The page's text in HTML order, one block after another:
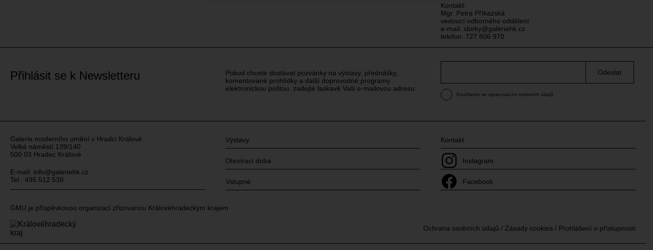
Kontakt:
Mgr. Petra Příkazská
vedoucí odborného oddělení
e-mail: sbirky@galeriehk.cz
telefon: 727 806 970
Přihlásit se k Newsletteru
Pokud chcete dostávat pozvánky na výstavy, přednášky,
komentované prohlídky a další doprovodné programy
elektronickou poštou, zadejte laskavě Vaši e-mailovou adresu:
Odeslat
Souhlasím se zpracováním osobních údajů
Galerie moderního umění v Hradci Králové
Velké náměstí 139/140
500 03 Hradec Králové
E-mail: info@galeriehk.cz
Tel.: 495 512 538
Výstavy
Otevírací doba
Vstupné
Kontakt
Instagram
Facebook
GMU je příspěvkovou organizací zřizovanou Královéhradeckým krajem
Ochrana osobních údajů / Zásady cookies / Prohlášení o přístupnosti